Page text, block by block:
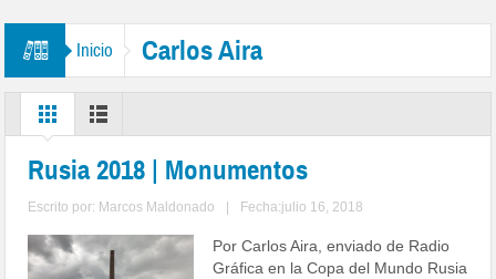
Inicio Carlos Aira
Rusia 2018 | Monumentos
Escrito por: Marcos Maldonado Fecha:julio 16, 2018
Por Carlos Aira, enviado de Radio
Gráfica en la Copa del Mundo Rusia